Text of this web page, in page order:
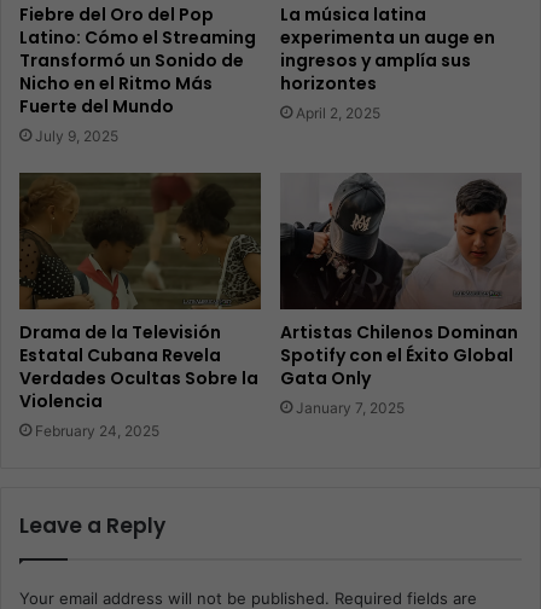
Fiebre del Oro del Pop
Latino: Cómo el Streaming
Transformó un Sonido de
Nicho en el Ritmo Más
Fuerte del Mundo
July 9, 2025
La música latina
experimenta un auge en
ingresos y amplía sus
horizontes
April 2, 2025
Drama de la Televisión
Estatal Cubana Revela
Verdades Ocultas Sobre la
Violencia
February 24, 2025
Artistas Chilenos Dominan
Spotify con el Éxito Global
Gata Only
January 7, 2025
Leave a Reply
Your email address will not be published. Required fields are